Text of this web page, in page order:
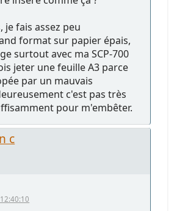
je fais assez peu
format sur papier épais,
surtout avec ma SCP-700
jeter une feuille A3 parce
par un mauvais
c'est pas très
pour m'embêter.
c